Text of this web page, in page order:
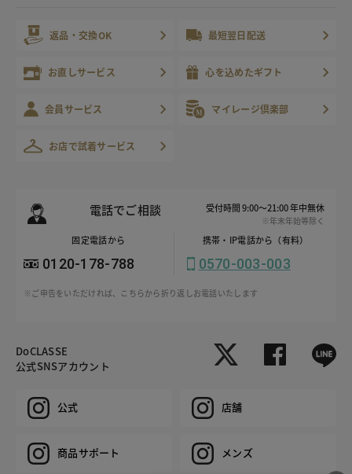
返品・交換OK 最短翌日配送
お直しサービス 心を込めたギフト
会員サービス マイレージ倶楽部
お店で試着サービス
電話でご相談 受付時間 9:00～21:00 年中無休
※年末年始等除く
固定電話から
0120-178-788
携帯・IP電話から（有料）
0570-003-003
※ご申告をいただければ、こちらから折り返しお電話いたします
DoCLASSE
公式SNSアカウント
公式 店舗
商品サポート メンズ